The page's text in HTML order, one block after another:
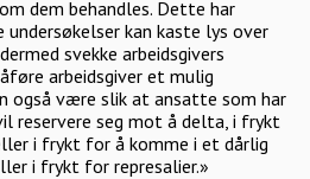
dem behandles. Dette har
undersøkelser kan kaste lys over
svekke arbeidsgivers
arbeidsgiver et mulig
også være slik at ansatte som har
reservere seg mot å delta, i frykt
i frykt for å komme i et dårlig
i frykt for represalier.»